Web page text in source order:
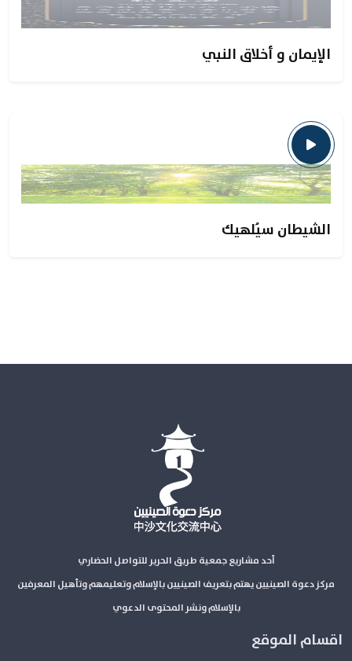
الإيمان و أخلاق النبي
الشيطان سيُلهيك
أحد مشاريع جمعية طريق الحرير للتواصل الحضاري
مركز دعوة الصينيين يهتم بتعريف الصينيين بالإسلام وتعليمهم وتأهيل المعرفين
بالإسلام ونشر المحتوى الدعوي
اقسام الموقع